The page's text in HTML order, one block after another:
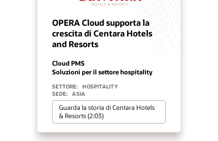
OPERA Cloud supporta la
crescita di Centara Hotels
and Resorts
Cloud PMS
Soluzioni per il settore hospitality
SETTORE:
HOSPITALITY
SEDE:
ASIA
Guarda la storia di Centara Hotels
& Resorts (2:03)